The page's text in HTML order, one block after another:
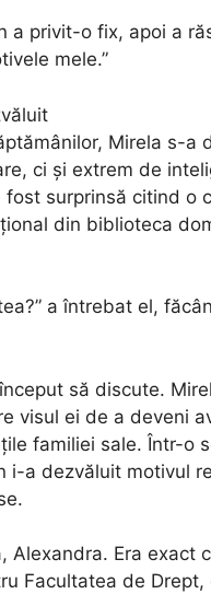
a privit-o fix, apoi a
mele.”
Mirela s-a
ci și extrem de
fost surprinsă citind o
din biblioteca
a întrebat el,
să discute.
visul ei de a deveni
familiei sale. Într-o
i-a dezvăluit motivul
Alexandra. Era exact
Facultatea de Drept,